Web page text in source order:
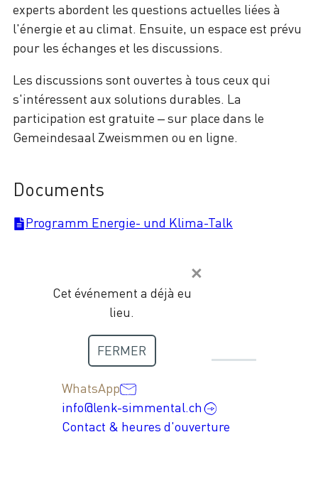
Cet événement a déjà eu
lieu.
FERMER
experts abordent les questions actuelles liées à
l'énergie et au climat. Ensuite, un espace est prévu
pour les échanges et les discussions.
Les discussions sont ouvertes à tous ceux qui
s'intéressent aux solutions durables. La
participation est gratuite – sur place dans le
Gemeindesaal Zweismmen ou en ligne.
Documents
Programm Energie- und Klima-Talk
Contact
+41 33 736 35 35
WhatsApp
info@lenk-simmental.ch
Contact & heures d'ouverture